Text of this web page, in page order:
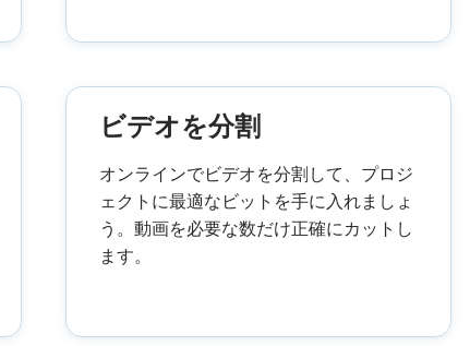
ビデオを分割
オンラインでビデオを分割して、プロジ
ェクトに最適なビットを手に入れましょ
う。動画を必要な数だけ正確にカットし
ます。